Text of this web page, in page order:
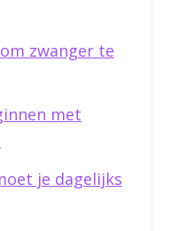
zwanger te
met
je dagelijks